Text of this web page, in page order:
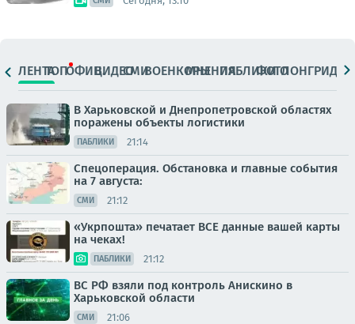
ЛЕНТАТОПОФИЦ.ВИДЕОСМИВОЕНКОРЫМНЕНИЯПАБЛИКИ
ФОТОЛОНГРИДЫ
В Харьковской и Днепропетровской областях
поражены объекты логистики
ПАБЛИКИ 21:14
Спецоперация. Обстановка и главные события
на 7 августа:
СМИ 21:12
«Укрпошта» печатает ВСЕ данные вашей карты
на чеках!
ПАБЛИКИ 21:12
ВС РФ взяли под контроль Анискино в
Харьковской области
СМИ 21:06